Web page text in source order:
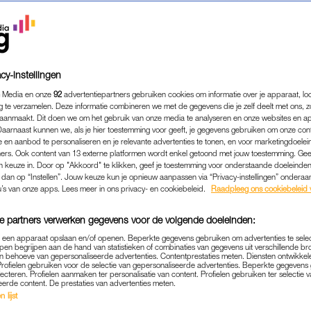
KORTE OF DUNNE
MASCARA PAST BIJ
BEAUTY |WIL JE WETEN
24-04-2026 | SYLVIA PLATJOUW
als het op make-up aankomt: mascara. Je
tevredenheid, maar toch … wil je wel eens
wimpers te vinden is.
instellingen
en onze 92 advertentiepartners gebruiken cookies om informatie over je apparaat,
te verzamelen. Deze informatie combineren we met de gegevens die je zelf deelt met ons,
Dit doen we om het gebruik van onze media te analyseren en onze websites en
kunnen we, als je hier toestemming voor geeft, je gegevens gebruiken om onze
en aanbod te personaliseren en je relevante advertenties te tonen, en voor
Ook content van 13 externe platformen wordt enkel getoond met jouw toestemming.
keuze in. Door op "Akkoord" te klikken, geef je toestemming voor onderstaande
op “Instellen”. Jouw keuze kun je opnieuw aanpassen via “Privacy-instellingen”
van onze apps. Lees meer in ons privacy- en cookiebeleid.
Raadpleeg ons cookiebeleid
partners verwerken gegevens voor de volgende doeleinden:
apparaat opslaan en/of openen. Beperkte gegevens gebruiken om advertenties te
begrijpen aan de hand van statistieken of combinaties van gegevens uit verschillende
behoeve van gepersonaliseerde advertenties. Contentprestaties meten. Diensten
gebruiken voor de selectie van gepersonaliseerde advertenties. Beperkte
Profielen aanmaken ter personalisatie van content. Profielen gebruiken ter selectie
content. De prestaties van advertenties meten.
lijst